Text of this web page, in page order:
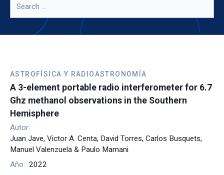
ASTROFÍSICA Y RADIOASTRONOMÍA
A 3-element portable radio interferometer for 6.7
Ghz methanol observations in the Southern
Hemisphere
Autor:
Juan Jave, Victor A. Centa, David Torres, Carlos Busquets,
Manuel Valenzuela & Paulo Mamani
Año: 2022